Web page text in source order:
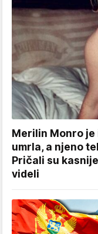
Merilin Monro je
umrla, a njeno
Pričali su
videli